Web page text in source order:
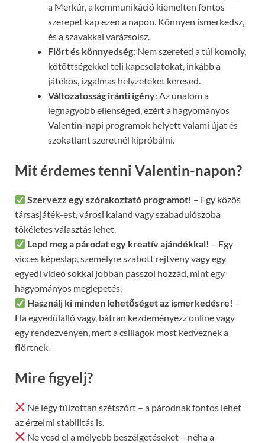
a Merkúr, a kommunikáció kiemelten fontos
szerepet kap ezen a napon. Könnyen ismerkedsz,
és a szavakkal varázsolsz.
Flört és könnyedség: Nem szereted a túl komoly,
kötöttségekkel teli kapcsolatokat, inkább a
játékos, izgalmas helyzeteket keresed.
Változatosság iránti igény: Az unalom a
legnagyobb ellenséged, ezért a hagyományos
Valentin-napi programok helyett valami újat és
szokatlant szeretnél kipróbálni.
Mit érdemes tenni Valentin-napon?
Szervezz egy szórakoztató programot! – Egy közös
társasjáték-est, városi kaland vagy szabadulószoba
tökéletes választás lehet.
Lepd meg a párodat egy kreatív ajándékkal! – Egy
vicces képeslap, személyre szabott rejtvény vagy egy
egyedi videó sokkal jobban passzol hozzád, mint egy
hagyományos meglepetés.
Használj ki minden lehetőséget az ismerkedésre! –
Ha egyedülálló vagy, bátran kezdeményezz online vagy
egy rendezvényen, mert a csillagok most kedveznek a
flörtnek.
Mire figyelj?
Ne légy túlzottan szétszórt – a párodnak fontos lehet
az érzelmi stabilitás is.
Ne vesd el a mélyebb beszélgetéseket – néha a